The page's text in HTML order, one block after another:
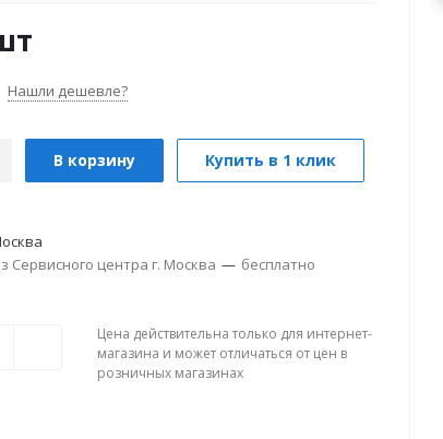
Нашли дешевле?
В корзину Купить в 1 клик
Сервисного центра г. Москва — бесплатно
Цена действительна только для интернет-
магазина и может отличаться от цен в
розничных магазинах